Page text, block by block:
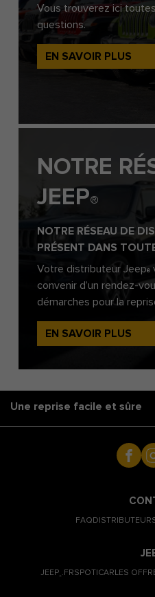
Vous trouverez ici
questions.
EN SAVOIR PLUS
NOTRE
JEEP®
NOTRE RÉSEAU DE
PRÉSENT DANS
Votre distributeur Jeep®
convenir d’un rendez-
démarches pour la
EN SAVOIR PLUS
Une reprise facile et sûre
FAQ
JEEP ® .FRSPOTICAR LES